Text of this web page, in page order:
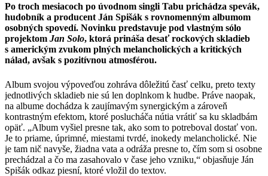
Po troch mesiacoch po úvodnom singli Tabu prichádza spevák,
hudobník a producent Ján Spišák s rovnomenným albumom
osobných spovedí. Novinku predstavuje pod vlastným sólo
projektom Jan Solo, ktorá prináša desať rockových skladieb
s americkým zvukom plných melancholických a kritických
nálad, avšak s pozitívnou atmosférou.
Album svojou výpoveďou zohráva dôležitú časť celku, preto texty
jednotlivých skladieb nie sú len doplnkom k hudbe. Práve naopak,
na albume dochádza k zaujímavým synergickým a zároveň
kontrastným efektom, ktoré poslucháča nútia vrátiť sa ku skladbám
opäť. „Album vyšiel presne tak, ako som to potreboval dostať von.
Je to priame, úprimné, miestami tvrdé, inokedy melancholické. Nie
je tam nič navyše, žiadna vata a odráža presne to, čím som si osobne
prechádzal a čo ma zasahovalo v čase jeho vzniku,“ objasňuje Ján
Spišák odkaz piesní, ktoré vložil do textov.